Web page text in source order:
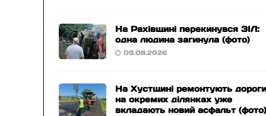
На Рахівщині перекинувся ЗІЛ:
одна людина загинула (фото)
09.08.2026
На Хустщині ремонтують
на окремих ділянках уже
вкладають новий асфальт (фото)